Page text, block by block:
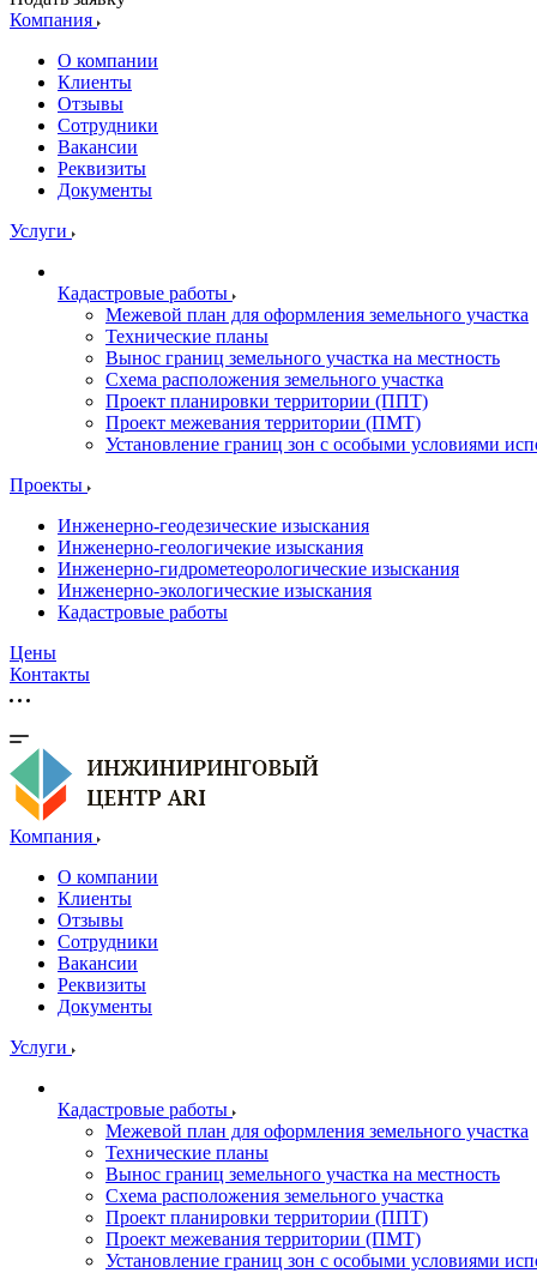
Компания
О компании
Клиенты
Отзывы
Сотрудники
Вакансии
Реквизиты
Документы
Услуги
Кадастровые работы
Межевой план для оформления земельного участка
Технические планы
Вынос границ земельного участка на местность
Схема расположения земельного участка
Проект планировки территории (ППТ)
Проект межевания территории (ПМТ)
Установление границ зон с особыми условиями
Проекты
Инженерно-геодезические изыскания
Инженерно-геологичекие изыскания
Инженерно-гидрометеорологические изыскания
Инженерно-экологические изыскания
Кадастровые работы
Цены
Контакты
Компания
О компании
Клиенты
Отзывы
Сотрудники
Вакансии
Реквизиты
Документы
Услуги
Кадастровые работы
Межевой план для оформления земельного участка
Технические планы
Вынос границ земельного участка на местность
Схема расположения земельного участка
Проект планировки территории (ППТ)
Проект межевания территории (ПМТ)
Установление границ зон с особыми условиями